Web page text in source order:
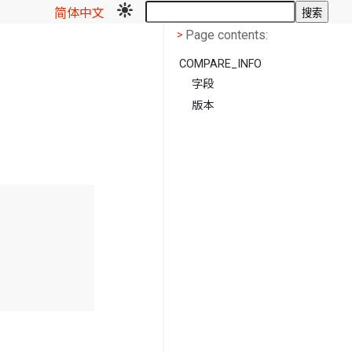
简体中文 搜索
< Page contents
> Page contents:
COMPARE_INFO
字段
版本